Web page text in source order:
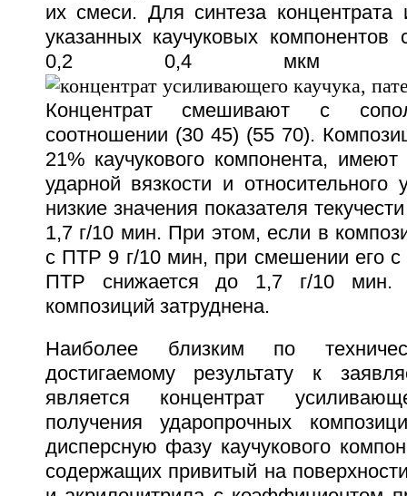
их смеси. Для синтеза концентрата
указанных каучуковых компонентов
0,2 0,4 мкм
Концентрат смешивают с
соотношении (30 45) (55 70).
21% каучукового компонента, имеют
ударной вязкости и относительного
низкие значения показателя
1,7 г/10 мин. При этом, если в
с ПТР 9 г/10 мин, при смешении его с
ПТР снижается до 1,7 г/10 мин.
композиций затруднена.
Наиболее близким по
достигаемому результату к
является концентрат
получения ударопрочных
дисперсную фазу каучукового
содержащих привитый на